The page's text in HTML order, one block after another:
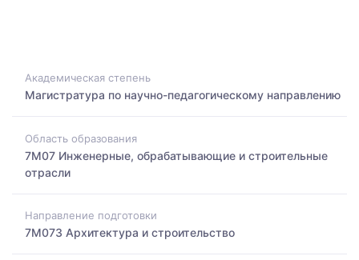
Академическая степень
Магистратура по научно-педагогическому направлению
Область образования
7M07 Инженерные, обрабатывающие и строительные
отрасли
Направление подготовки
7M073 Архитектура и строительство